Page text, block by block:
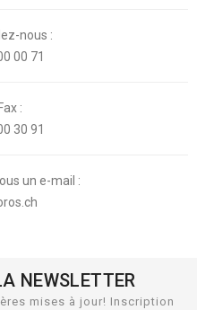
nous :
00 71
Fax :
30 91
un e-mail :
NEWSLETTER
mises à jour! Inscription